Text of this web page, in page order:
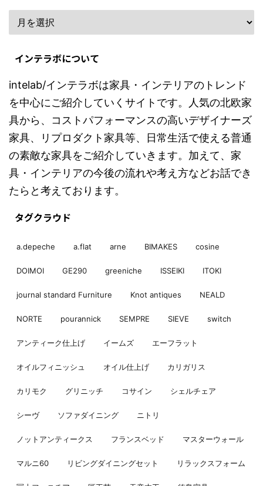
インテラボについて
intelab/インテラボは家具・インテリアのトレンド
を中心にご紹介していくサイトです。人気の北欧家
具から、コストパフォーマンスの高いデザイナーズ
家具、リプロダクト家具等、日常生活で使える普通
の素敵な家具をご紹介していきます。加えて、家
具・インテリアの今後の流れや考え方などお話でき
たらと考えております。
タグクラウド
a.depeche a.flat arne BIMAKES cosine
DOIMOI GE290 greeniche ISSEIKI ITOKI
journal standard Furniture Knot antiques NEALD
NORTE pourannick SEMPRE SIEVE switch
アンティーク仕上げ イームズ エーフラット
オイルフィニッシュ オイル仕上げ カリガリス
カリモク グリニッチ コサイン シェルチェア
シーヴ ソファダイニング ニトリ
ノットアンティークス フランスベッド マスターウォール
マルニ60 リビングダイニングセット リラックスフォーム